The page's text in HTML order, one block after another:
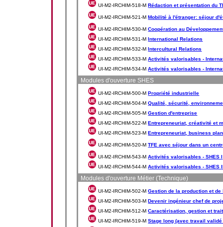
UI-M2-IRCHIM-518-MRédaction et présentation du
UI-M2-IRCHIM-521-MMobilité à l'étranger: séjour
UI-M2-IRCHIM-530-MCoopération au
UI-M2-IRCHIM-531-MInternational Relations
UI-M2-IRCHIM-532-MIntercultural Relations
UI-M2-IRCHIM-533-MActivités valorisables -
UI-M2-IRCHIM-534-MActivités valorisables -
Modules d'ouverture SHES
UI-M2-IRCHIM-500-MPropriété industrielle
UI-M2-IRCHIM-504-MQualité, sécurité,
UI-M2-IRCHIM-505-MGestion d'entreprise
UI-M2-IRCHIM-522-MEntrepreneuriat, créativité et
UI-M2-IRCHIM-523-MEntrepreneuriat, business
UI-M2-IRCHIM-520-MTFE avec séjour dans un
UI-M2-IRCHIM-543-MActivités valorisables - SHES I
UI-M2-IRCHIM-544-MActivités valorisables - SHES
Modules d'ouverture Métier (Technique)
UI-M2-IRCHIM-502-MGestion de la production et de
UI-M2-IRCHIM-503-MDevenir ingénieur chef de
UI-M2-IRCHIM-512-MCaractérisation, gestion et
UI-M2-IRCHIM-519-MStage long (avec travail